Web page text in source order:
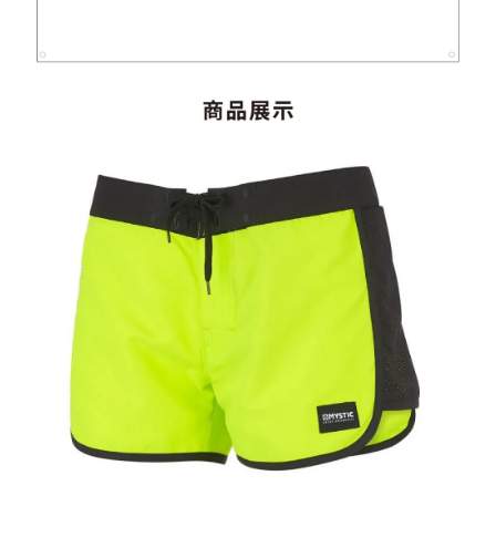
加入購物車